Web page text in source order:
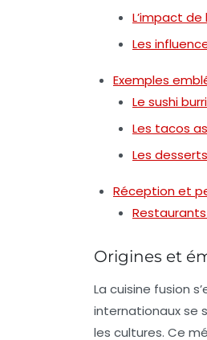
L’impact
Les
Exemples
Le sushi
Les tacos
Les
Réception et
Origines et
La cuisine fusion
internationaux se
les cultures. Ce